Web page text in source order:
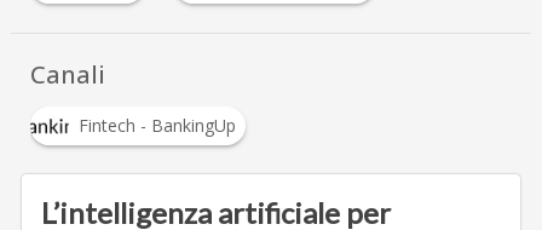
Canali
Fintech - BankingUp
L’intelligenza artificiale per